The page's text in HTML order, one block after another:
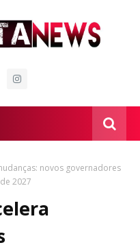
novos governadores
2027